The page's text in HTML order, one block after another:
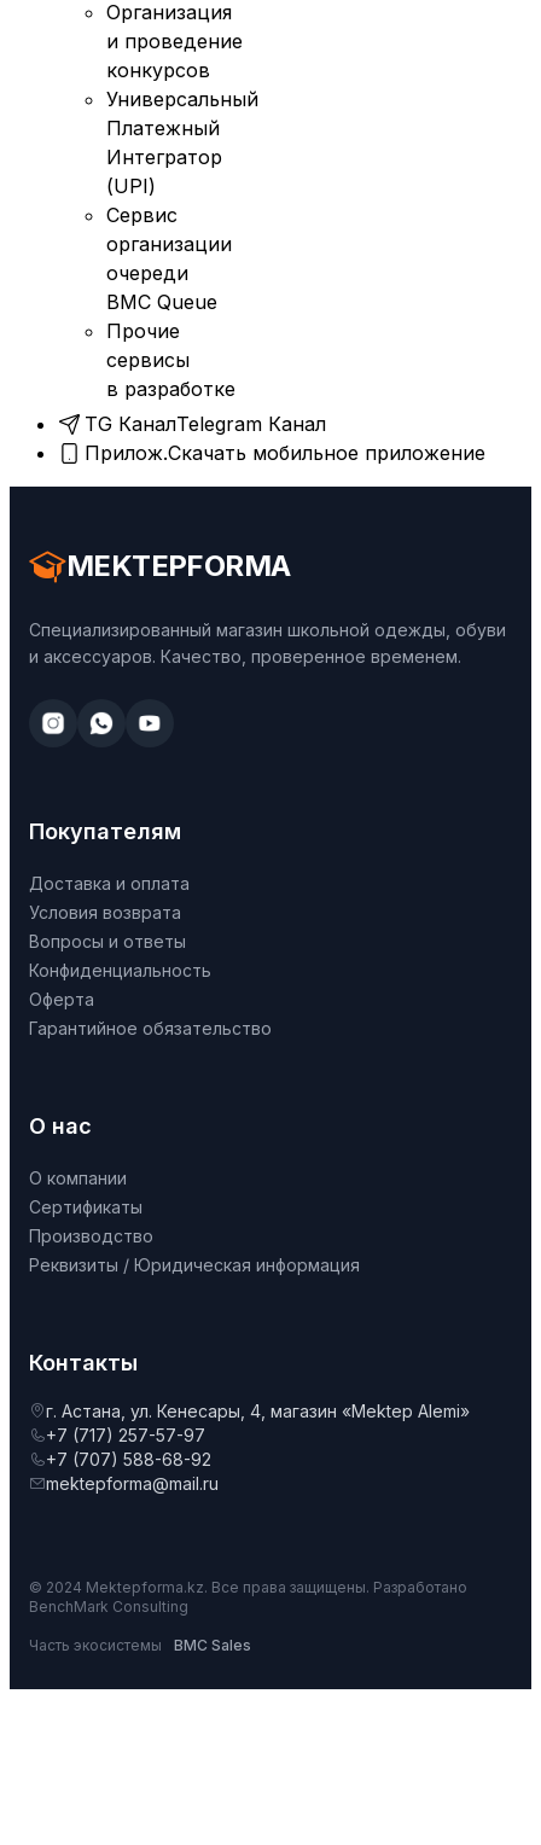
Организация
и проведение
конкурсов
Универсальный
Платежный
Интегратор
(UPI)
Сервис
организации
очереди
BMC Queue
Прочие
сервисы
в разработке
TG КаналTelegram Канал
Прилож.Скачать мобильное приложение
MEKTEPFORMA
Специализированный магазин школьной одежды, обуви
и аксессуаров. Качество, проверенное временем.
Покупателям
Доставка и оплата
Условия возврата
Вопросы и ответы
Конфиденциальность
Оферта
Гарантийное обязательство
О нас
О компании
Сертификаты
Производство
Реквизиты / Юридическая информация
Контакты
г. Астана, ул. Кенесары, 4, магазин «Mektep Alemi»
+7 (717) 257-57-97
+7 (707) 588-68-92
mektepforma@mail.ru
© 2024 Mektepforma.kz. Все права защищены. Разработано
BenchMark Consulting
Часть экосистемы BMC Sales